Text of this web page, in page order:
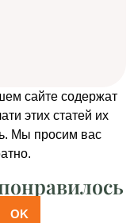
сайте содержат
этих статей их
Мы просим вас
OK